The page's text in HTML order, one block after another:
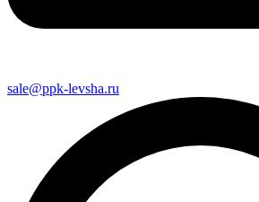
sale@ppk-levsha.ru